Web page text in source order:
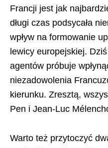
Francji jest jak
długi czas podsycała
wpływ na formowanie
lewicy europejskiej.
agentów próbuje
niezadowolenia
kierunku. Zresztą,
Pen i Jean-Luc
Warto też przytoczyć